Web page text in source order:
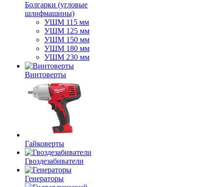
Болгарки (угловые
шлифмашины)
УШМ 115 мм
УШМ 125 мм
УШМ 150 мм
УШМ 180 мм
УШМ 230 мм
Винтоверты
Гайковерты
Гвоздезабиватели
Генераторы